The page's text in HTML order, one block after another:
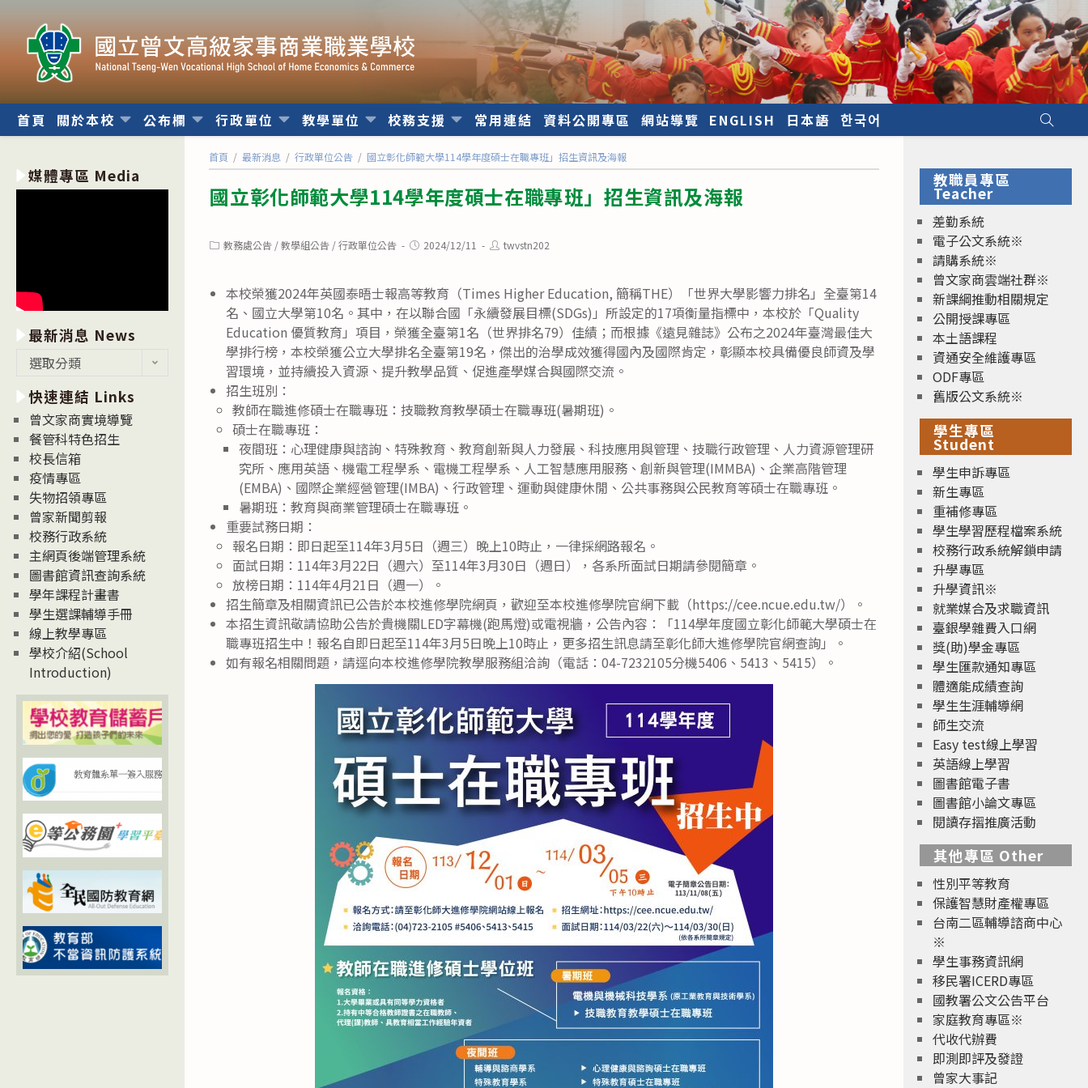
內
首頁 關於本校 公布欄 行政單位 教學單位 校務支援 常用連結 資料公開專區 網站導覽 ENGLISH 日本語 한국어
首頁 / 最新消息 / 行政單位公告 / 國立彰化師範大學114學年度碩士在職專班」招生資訊及海報
國立彰化師範大學114學年度碩士在職專班」招生資訊及海報
Post教務處公告 / 教學組公告 / 行政單位公告
Post2024/12/11
Posttwvstn202
本校榮獲2024年英國泰晤士報高等教育（Times Higher Education, 簡稱THE）「世界大學影響力排名」全臺第14
名、國立大學第10名。其中，在以聯合國「永續發展目標(SDGs)」所設定的17項衡量指標中，本校於「Quality
Education 優質教育」項目，榮獲全臺第1名（世界排名79）佳績；而根據《遠見雜誌》公布之2024年臺灣最佳大
學排行榜，本校榮獲公立大學排名全臺第19名，傑出的治學成效獲得國內及國際肯定，彰顯本校具備優良師資及學
習環境，並持續投入資源、提升教學品質、促進產學媒合與國際交流。
招生班別：
教師在職進修碩士在職專班：技職教育教學碩士在職專班(暑期班)。
碩士在職專班：
夜間班：心理健康與諮詢、特殊教育、教育創新與人力發展、科技應用與管理、技職行政管理、人力資源管理研
究所、應用英語、機電工程學系、電機工程學系、人工智慧應用服務、創新與管理(IMMBA)、企業高階管理
(EMBA)、國際企業經營管理(IMBA)、行政管理、運動與健康休閒、公共事務與公民教育等碩士在職專班。
暑期班：教育與商業管理碩士在職專班。
重要試務日期：
報名日期：即日起至114年3月5日（週三）晚上10時止，一律採網路報名。
面試日期：114年3月22日（週六）至114年3月30日（週日），各系所面試日期請參閱簡章。
放榜日期：114年4月21日（週一）。
招生簡章及相關資訊已公告於本校進修學院網頁，歡迎至本校進修學院官網下載（https://cee.ncue.edu.tw/）。
本招生資訊敬請協助公告於貴機關LED字幕機(跑馬燈)或電視牆，公告內容：「114學年度國立彰化師範大學碩士在
職專班招生中！報名自即日起至114年3月5日晚上10時止，更多招生訊息請至彰化師大進修學院官網查詢」。
如有報名相關問題，請逕向本校進修學院教學服務組洽詢（電話：04-7232105分機5406、5413、5415）。
媒體專區 Media
最新消息 News
消
息
News
選取分類
快速連結 Links
曾文家商實境導覽
餐管科特色招生
校長信箱
疫情專區
失物招領專區
曾家新聞剪報
校務行政系統
主網頁後端管理系統
圖書館資訊查詢系統
學年課程計畫書
學生選課輔導手冊
線上教學專區
學校介紹(School
Introduction)
教職員專區
Teacher
差勤系統
電子公文系統※
請購系統※
曾文家商雲端社群※
新課綱推動相關規定
公開授課專區
本土語課程
資通安全維護專區
ODF專區
舊版公文系統※
學生專區
Student
學生申訴專區
新生專區
重補修專區
學生學習歷程檔案系統
校務行政系統解鎖申請
升學專區
升學資訊※
就業媒合及求職資訊
臺銀學雜費入口網
獎(助)學金專區
學生匯款通知專區
體適能成績查詢
學生生涯輔導網
師生交流
Easy test線上學習
英語線上學習
圖書館電子書
圖書館小論文專區
閱讀存摺推廣活動
其他專區 Other
性別平等教育
保護智慧財產權專區
台南二區輔導諮商中心
※
學生事務資訊網
移民署ICERD專區
國教署公文公告平台
家庭教育專區※
代收代辦費
即測即評及發證
曾家大事記